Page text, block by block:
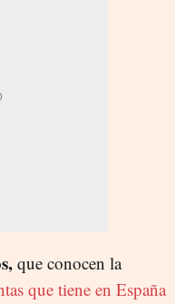
que conocen la
que tiene en España